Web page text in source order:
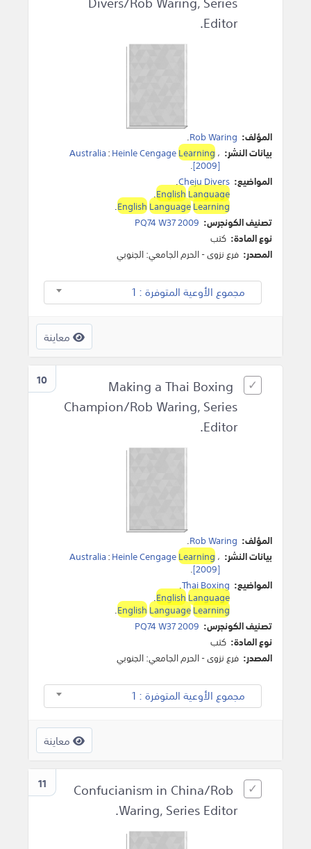
Editor.
المؤلف: Rob Waring
.
بيانات النشر:
Australia:Heinle CengageLearning،
[2009]
.
المواضيع: Cheju Divers
.
EnglishLanguage
.
EnglishLanguageLearning
.
تصنيف الكونجرس: PQ74 W37 2009
نوع المادة: كتب
المصدر: فرع نزوى - الحرم الجامعي: الجنوبي
مجموع الأوعية المتوفرة : 1
معاينة
10
Making a Thai Boxing
Champion/Rob Waring, Series
Editor.
المؤلف: Rob Waring
.
بيانات النشر:
Australia:Heinle CengageLearning،
[2009]
.
المواضيع: Thai Boxing
.
EnglishLanguage
.
EnglishLanguageLearning
.
تصنيف الكونجرس: PQ74 W37 2009
نوع المادة: كتب
المصدر: فرع نزوى - الحرم الجامعي: الجنوبي
مجموع الأوعية المتوفرة : 1
معاينة
11
Confucianism in China/Rob
Waring, Series Editor.